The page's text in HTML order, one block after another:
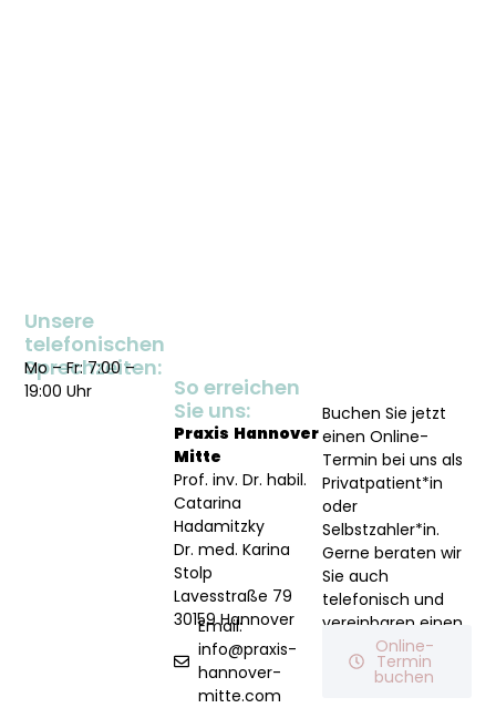
Buchen Sie jetzt
einen Online-
Termin bei uns als
Privatpatient*in
oder
Selbstzahler*in.
Gerne beraten wir
Sie auch
telefonisch und
vereinbaren einen
Termin für Sie.
Online-
Termin
buchen
So erreichen
Sie uns:
Praxis Hannover
Mitte
Prof. inv. Dr. habil.
Catarina
Hadamitzky
Dr. med. Karina
Stolp
Lavesstraße 79
30159 Hannover
Email:
info@praxis-
hannover-
mitte.com
Unsere
telefonischen
Sprechzeiten:
Mo – Fr: 7:00 –
19:00 Uhr